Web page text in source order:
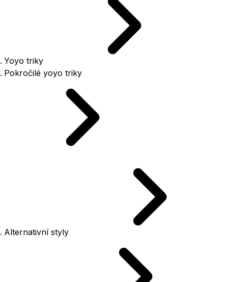
Yoyo triky
Pokročilé yoyo triky
Alternativní styly